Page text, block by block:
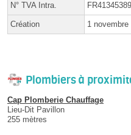
N° TVA Intra.
Création 1 novembre
Plombiers à
Cap Plomberie Chauffage
Lieu-Dit Pavillon
255 mètres